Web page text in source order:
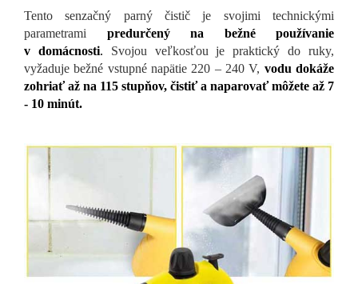
Tento senzačný parný čistič je svojimi technickými
parametrami predurčený na bežné používanie
v domácnosti. Svojou veľkosťou je praktický do ruky,
vyžaduje bežné vstupné napätie 220 – 240 V, vodu dokáže
zohriať až na 115 stupňov, čistiť a naparovať môžete až 7
- 10 minút.